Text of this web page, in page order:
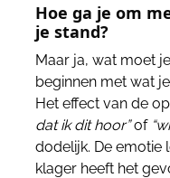
Hoe ga je om
je stand?
Maar ja, wat moet
beginnen met wat
Het effect van de
dat ik dit hoor”of
dodelijk. De emotie
klager heeft het